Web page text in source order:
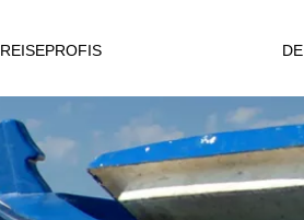
REISEPROFIS DE